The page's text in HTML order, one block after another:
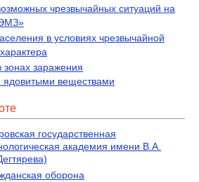
чрезвычайных ситуаций на
в условиях чрезвычайной
зонах заражения
веществами
государственная
академия имени В.А.
оборона